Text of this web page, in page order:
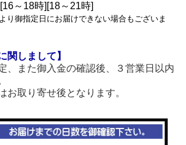
～18時][18～21時]
り御指定日にお届けできない場合もございま
関しまして】
、また御入金の確認後、３営業日以内
お取り寄せ後となります。